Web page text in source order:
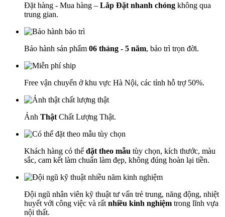
Đặt hàng - Mua hàng – Lắp Đặt nhanh chóng không qua
trung gian.
Bảo hành sản phẩm 06 tháng - 5 năm, bảo trì trọn đời.
Free vận chuyển ở khu vực Hà Nội, các tỉnh hỗ trợ 50%.
Ảnh Thật Chất Lượng Thật.
Khách hàng có thể đặt theo mẫu tùy chọn, kích thước, màu
sắc, cam kết làm chuẩn làm đẹp, không đúng hoàn lại tiền.
Đội ngũ nhân viên kỹ thuật tư vấn trẻ trung, năng động, nhiệt
huyết với công việc và rất nhiều kinh nghiệm trong lĩnh vựa
nội thất.